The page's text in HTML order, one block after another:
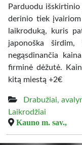
Parduodu išskirtinio
derinio tiek
laikroduką, kuris
japonoška
negąsdinančia
firminė dėžutė.
kitą miestą +2€
Drabužiai,
Laikrodžiai
Kauno m. sav.,